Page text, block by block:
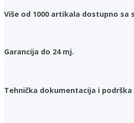
Više od 1000 artikala dostupno sa
Garancija do 24 mj.
Tehnička dokumentacija i podrška